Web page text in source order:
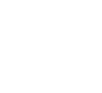
din personliga stil.